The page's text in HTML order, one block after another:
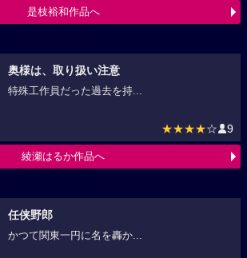
是枝裕和作品へ
奥様は、取り扱い注意
特殊工作員だった過去を持...
★★★★ ☆ 9
綾瀬はるか作品へ
任侠野郎
かつて関東一円に名を轟か...